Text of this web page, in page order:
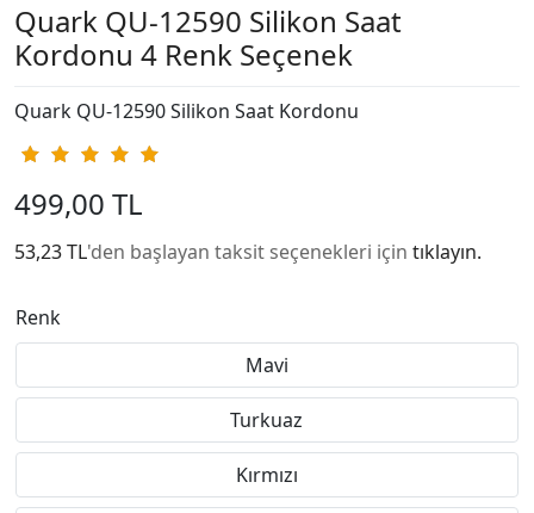
Quark QU-12590 Silikon Saat
Kordonu 4 Renk Seçenek
Quark QU-12590 Silikon Saat Kordonu
499,00 TL
53,23 TL'den başlayan taksit seçenekleri için tıklayın.
Renk
Mavi
Turkuaz
Kırmızı